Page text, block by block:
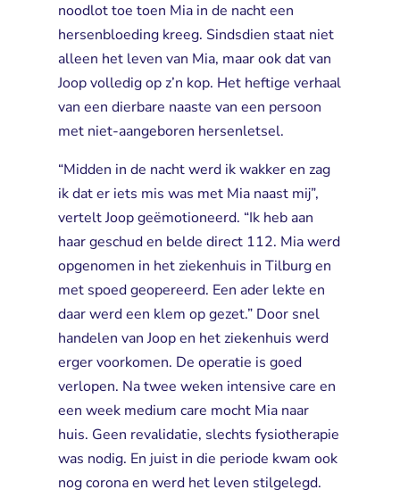
noodlot toe toen Mia in de nacht een
hersenbloeding kreeg. Sindsdien staat niet
alleen het leven van Mia, maar ook dat van
Joop volledig op z’n kop. Het heftige verhaal
van een dierbare naaste van een persoon
met niet-aangeboren hersenletsel.
“Midden in de nacht werd ik wakker en zag
ik dat er iets mis was met Mia naast mij”,
vertelt Joop geëmotioneerd. “Ik heb aan
haar geschud en belde direct 112. Mia werd
opgenomen in het ziekenhuis in Tilburg en
met spoed geopereerd. Een ader lekte en
daar werd een klem op gezet.” Door snel
handelen van Joop en het ziekenhuis werd
erger voorkomen. De operatie is goed
verlopen. Na twee weken intensive care en
een week medium care mocht Mia naar
huis. Geen revalidatie, slechts fysiotherapie
was nodig. En juist in die periode kwam ook
nog corona en werd het leven stilgelegd.